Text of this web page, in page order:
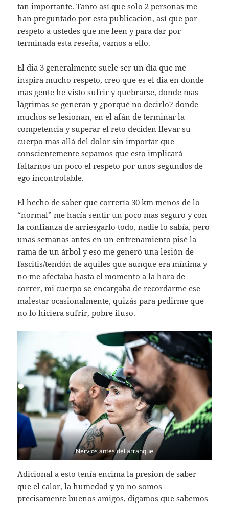
tan importante. Tanto así que solo 2 personas me
han preguntado por esta publicación, así que por
respeto a ustedes que me leen y para dar por
terminada esta reseña, vamos a ello.
El dia 3 generalmente suele ser un día que me
inspira mucho respeto, creo que es el dia en donde
mas gente he visto sufrir y quebrarse, donde mas
lágrimas se generan y ¿porqué no decirlo? donde
muchos se lesionan, en el afán de terminar la
competencia y superar el reto deciden llevar su
cuerpo mas allá del dolor sin importar que
conscientemente sepamos que esto implicará
faltarnos un poco el respeto por unos segundos de
ego incontrolable.
El hecho de saber que correría 30 km menos de lo
“normal” me hacía sentir un poco mas seguro y con
la confianza de arriesgarlo todo, nadie lo sabía, pero
unas semanas antes en un entrenamiento pisé la
rama de un árbol y eso me generó una lesión de
fascitis/tendón de aquiles que aunque era mínima y
no me afectaba hasta el momento a la hora de
correr, mi cuerpo se encargaba de recordarme ese
malestar ocasionalmente, quizás para pedirme que
no lo hiciera sufrir, pobre iluso.
Nervios antes del arranque
Adicional a esto tenía encima la presion de saber
que el calor, la humedad y yo no somos
precisamente buenos amigos, digamos que sabemos